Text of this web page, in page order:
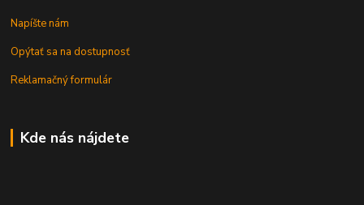
Napíšte nám
Opýtať sa na dostupnosť
Reklamačný formulár
Kde nás nájdete